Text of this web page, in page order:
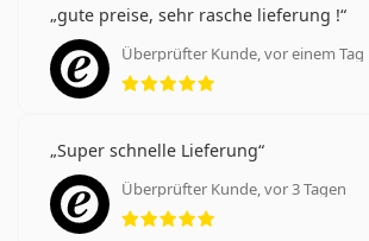
gute preise, sehr rasche lieferung !
Überprüfter Kunde, vor einem Tag
Bewertung 5 aus 5
Super schnelle Lieferung
Überprüfter Kunde, vor 3 Tagen
Bewertung 5 aus 5